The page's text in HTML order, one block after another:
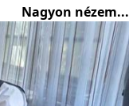
Nagyon nézem...